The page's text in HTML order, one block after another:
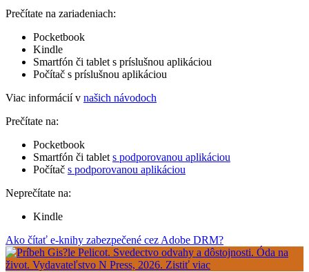
Prečítate na zariadeniach:
Pocketbook
Kindle
Smartfón či tablet s príslušnou aplikáciou
Počítač s príslušnou aplikáciou
Viac informácií v našich návodoch
Prečítate na:
Pocketbook
Smartfón či tablet s podporovanou aplikáciou
Počítač s podporovanou aplikáciou
Neprečítate na:
Kindle
Ako čítať e-knihy zabezpečené cez Adobe DRM?